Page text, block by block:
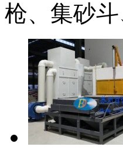
枪、集砂